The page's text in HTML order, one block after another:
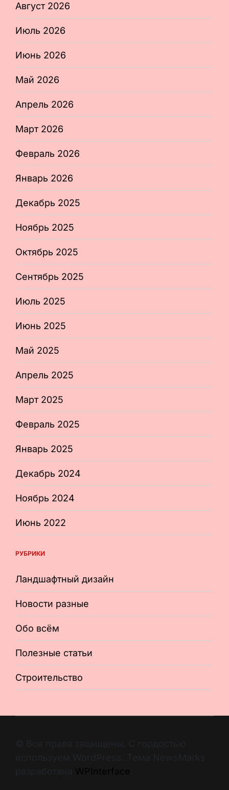
Август 2026
Июль 2026
Июнь 2026
Май 2026
Апрель 2026
Март 2026
Февраль 2026
Январь 2026
Декабрь 2025
Ноябрь 2025
Октябрь 2025
Сентябрь 2025
Июль 2025
Июнь 2025
Май 2025
Апрель 2025
Март 2025
Февраль 2025
Январь 2025
Декабрь 2024
Ноябрь 2024
Июнь 2022
РУБРИКИ
Ландшафтный дизайн
Новости разные
Обо всём
Полезные статьи
Строительство